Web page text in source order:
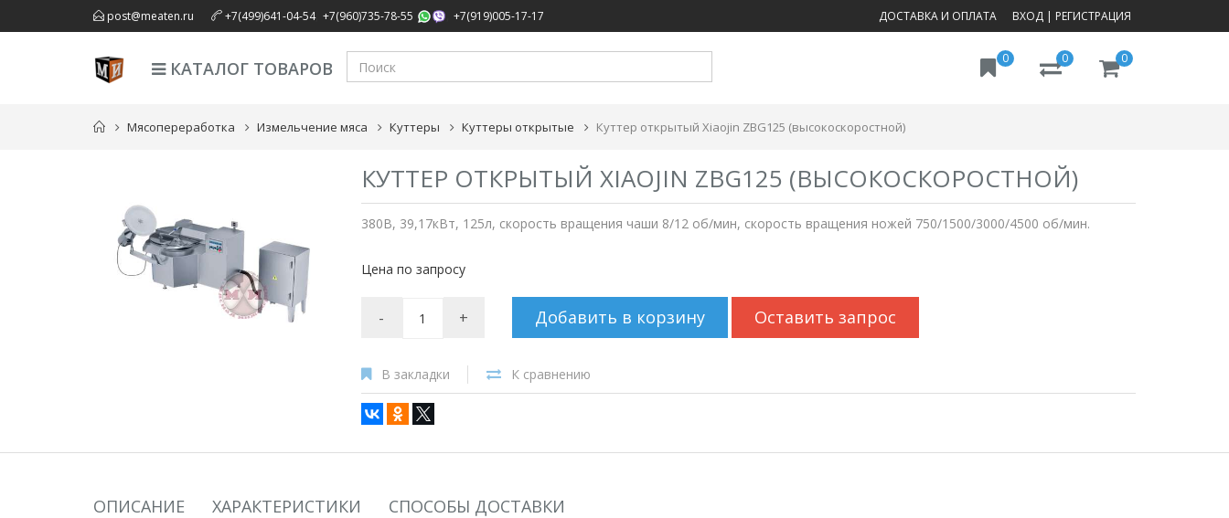
post@meaten.ru +7(499)641-04-54, +7(960)735-78-55 +7(919)005-17-17 ДОСТАВКА И ОПЛАТА ВХОД | РЕГИСТРАЦИЯ
0
0
0
КАТАЛОГ ТОВАРОВ
Мясопереработка Измельчение мяса Куттеры Куттеры открытые Куттер открытый Xiaojin ZBG125 (высокоскоростной)
КУТТЕР ОТКРЫТЫЙ XIAOJIN ZBG125 (ВЫСОКОСКОРОСТНОЙ)
380В, 39,17кВт, 125л, скорость вращения чаши 8/12 об/мин, скорость вращения ножей 750/1500/3000/4500 об/мин.
Цена по запросу
- + Добавить в корзину Оставить запрос
В закладки К сравнению
ОПИСАНИЕ ХАРАКТЕРИСТИКИ СПОСОБЫ ДОСТАВКИ